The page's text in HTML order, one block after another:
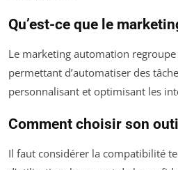
Qu’est-ce que le
Le marketing automation
permettant d’automatiser des
personnalisant et optimisant les
Comment choisir son
Il faut considérer la compatibilité